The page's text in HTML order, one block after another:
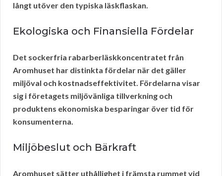
långt utöver den typiska läskflaskan.
Ekologiska och Finansiella Fördelar
Det sockerfria rabarberläskkoncentratet från
Aromhuset har distinkta fördelar när det gäller
miljöval och kostnadseffektivitet. Fördelarna visar
sig i företagets miljövänliga tillverkning och
produktens ekonomiska besparingar över tid för
konsumenterna.
Miljöbeslut och Bärkraft
Aromhuset sätter uthållighet i främsta rummet vid